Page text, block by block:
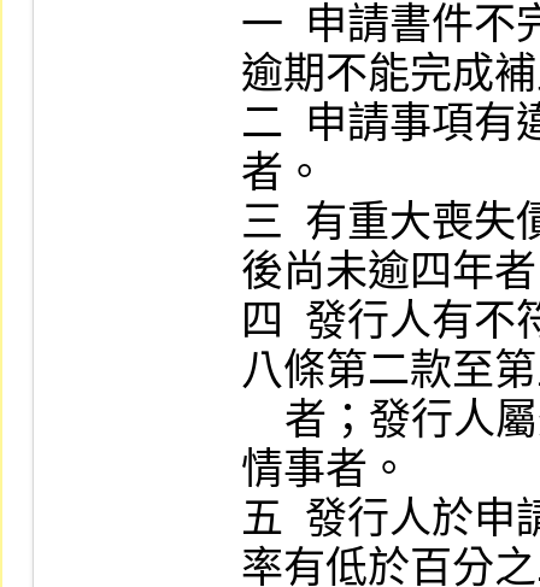
一  申請書件不
逾期不能完成
二  申請事項有
者。
三  有重大喪失
後尚未逾四年
四  發行人有不
八條第二款至
情事者。
五  發行人於申
率有低於百分